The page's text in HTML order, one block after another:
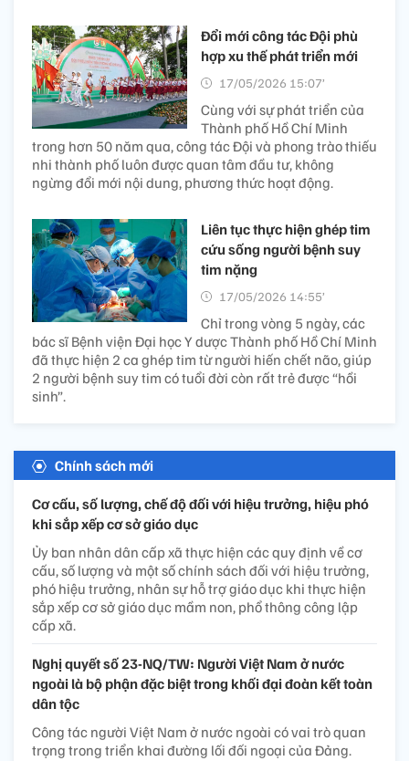
Đổi mới công tác Đội phù
hợp xu thế phát triển mới
17/05/2026 15:07’
Cùng với sự phát triển của
Thành phố Hồ Chí Minh
trong hơn 50 năm qua, công tác Đội và phong trào thiếu
nhi thành phố luôn được quan tâm đầu tư, không
ngừng đổi mới nội dung, phương thức hoạt động.
Liên tục thực hiện ghép tim
cứu sống người bệnh suy
tim nặng​
17/05/2026 14:55’
Chỉ trong vòng 5 ngày, các
bác sĩ Bệnh viện Đại học Y dược Thành phố Hồ Chí Minh
đã thực hiện 2 ca ghép tim từ người hiến chết não, giúp
2 người bệnh suy tim có tuổi đời còn rất trẻ được “hồi
sinh”.
Chính sách mới
Cơ cấu, số lượng, chế độ đối với hiệu trưởng, hiệu phó
khi sắp xếp cơ sở giáo dục
Ủy ban nhân dân cấp xã thực hiện các quy định về cơ
cấu, số lượng và một số chính sách đối với hiệu trưởng,
phó hiệu trưởng, nhân sự hỗ trợ giáo dục khi thực hiện
sắp xếp cơ sở giáo dục mầm non, phổ thông công lập
cấp xã.
Nghị quyết số 23-NQ/TW: Người Việt Nam ở nước
ngoài là bộ phận đặc biệt trong khối đại đoàn kết toàn
dân tộc
Công tác người Việt Nam ở nước ngoài có vai trò quan
trọng trong triển khai đường lối đối ngoại của Đảng.